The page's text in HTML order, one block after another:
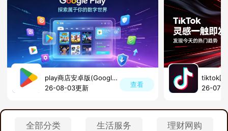
play商店安卓版(GooglePlay商店)
26-08-03更新
查看
tiktok国
26-07-
全部分类 生活服务 理财网购